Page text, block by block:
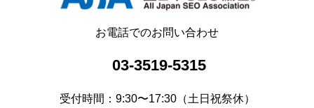
お電話でのお問い合わせ
03-3519-5315
受付時間：9:30〜17:30（土日祝祭休）